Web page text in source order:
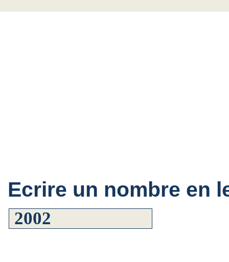
Ecrire un nombre en